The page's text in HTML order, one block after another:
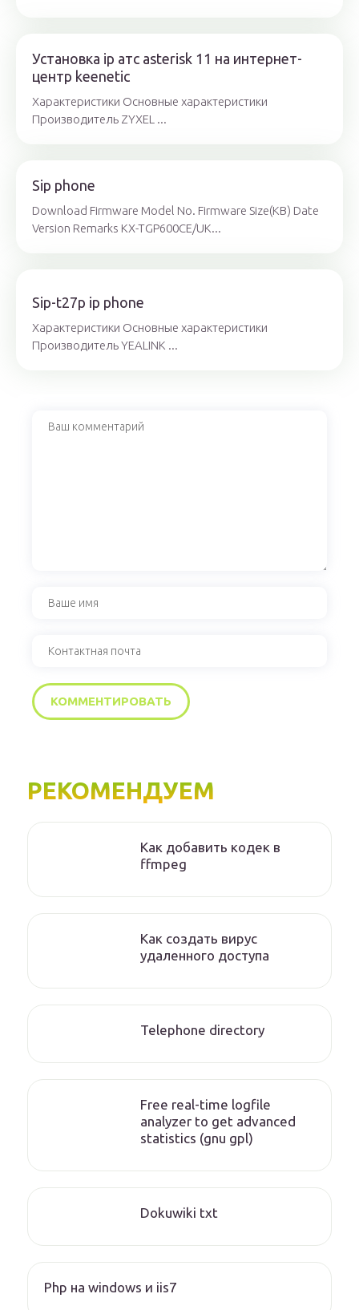
Установка ip атс asterisk 11 на интернет-
центр keenetic
Характеристики Основные характеристики
Производитель ZYXEL ...
Sip phone
Download Firmware Model No. Firmware Size(KB) Date
Version Remarks KX-TGP600CE/UK...
Sip-t27p ip phone
Характеристики Основные характеристики
Производитель YEALINK ...
РЕКОМЕНДУЕМ
Как добавить кодек в
ffmpeg
Как создать вирус
удаленного доступа
Telephone directory
Free real-time logfile
analyzer to get advanced
statistics (gnu gpl)
Dokuwiki txt
Php на windows и iis7